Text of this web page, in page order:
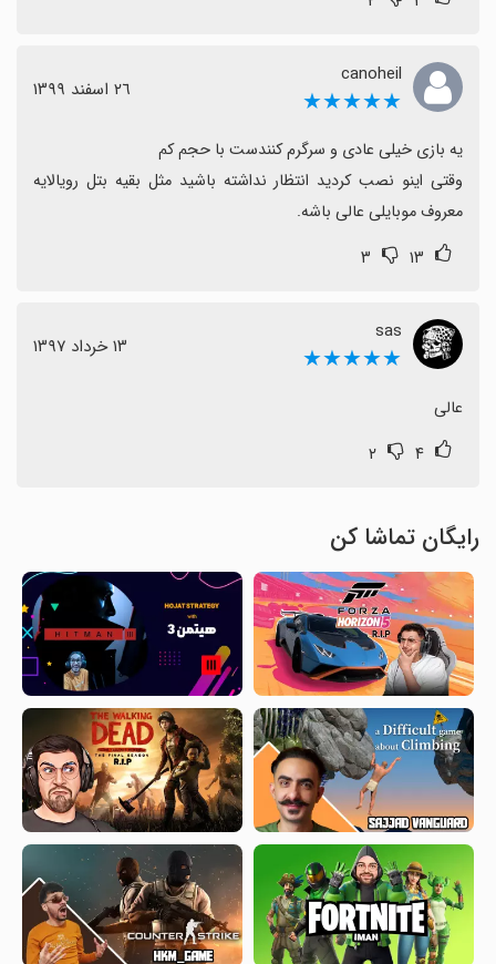
canoheil
★★★★★ ٢٦ اسفند ١٣٩٩
معروف موبایلی عالی باشه.
۱۳ ۳
sas
★★★★★ ١٣ خرداد ١٣٩٧
عالی
۴ ۲
رایگان تماشا کن